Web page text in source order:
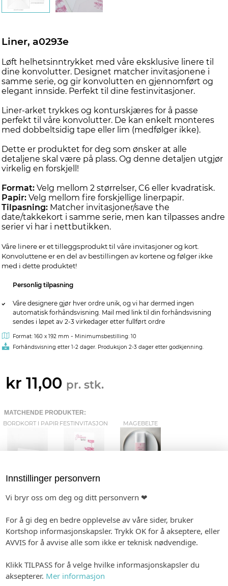
Liner, a0293e
Løft helhetsinntrykket med våre eksklusive linere til
dine konvolutter. Designet matcher invitasjonene i
samme serie, og gir konvolutten en gjennomført og
elegant innside. Perfekt til dine festinvitasjoner.
Liner-arket trykkes og konturskjæres for å passe
perfekt til våre konvolutter. De kan enkelt monteres
med dobbeltsidig tape eller lim (medfølger ikke).
Dette er produktet for deg som ønsker at alle
detaljene skal være på plass. Og denne detaljen utgjør
virkelig en forskjell!
Format: Velg mellom 2 størrelser, C6 eller kvadratisk.
Papir: Velg mellom fire forskjellige linerpapir.
Tilpasning: Matcher invitasjoner/save the
date/takkekort i samme serie, men kan tilpasses andre
serier vi har i nettbutikken.
Våre linere er et tilleggsprodukt til våre invitasjoner og kort.
Konvoluttene er en del av bestillingen av kortene og følger ikke
med i dette produktet!
Personlig tilpasning
Våre designere gjør hver ordre unik, og vi har dermed ingen
automatisk forhåndsvisning. Mail med link til din forhåndsvisning
sendes i løpet av 2-3 virkedager etter fullført ordre
Format: 160 x 192 mm - Minimumsbestilling: 10
Forhåndsvisning etter 1-2 dager. Produksjon 2-3 dager etter godkjenning.
kr 11,00 pr. stk.
MATCHENDE PRODUKTER:
BORDKORT I PAPIR FESTINVITASJON MAGEBELTE
STORE PLAKATER MENY
FLASKEETIKETT
Innstillinger personvern
Vi bryr oss om deg og ditt personvern ❤
For å gi deg en bedre opplevelse av våre sider, bruker
Kortshop informasjonskapsler. Trykk OK for å akseptere, eller
AVVIS for å avvise alle som ikke er teknisk nødvendige.
Klikk TILPASS for å velge hvilke informasjonskapsler du
aksepterer. Mer informasjon